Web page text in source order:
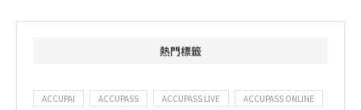
熱門標籤
ACCUPAI ACCUPASS ACCUPASS LIVE ACCUPASS ONLINE